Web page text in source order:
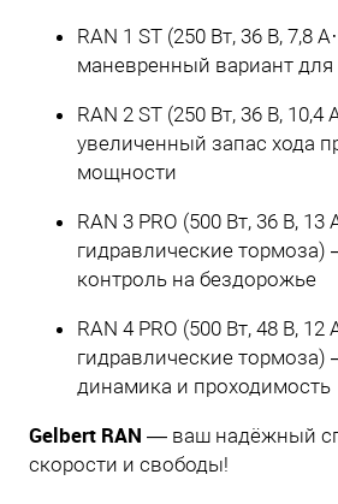
RAN 1 ST (250 Вт, 36 В, 7,8
маневренный вариант
RAN 2 ST (250 Вт, 36 В, 10,4
увеличенный запас хода
мощности
RAN 3 PRO (500 Вт, 36 В, 13
гидравлические
контроль на бездорожье
RAN 4 PRO (500 Вт, 48 В, 12
гидравлические
динамика и проходимость
Gelbert RAN — ваш надёжный
скорости и свободы!